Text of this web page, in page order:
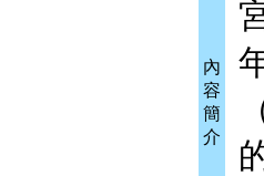
內
容
簡
介